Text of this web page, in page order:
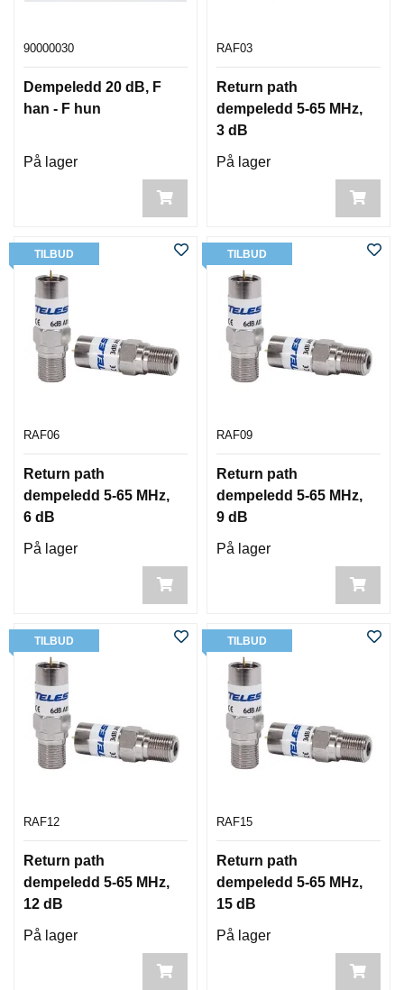
90000030
Dempeledd 20 dB, F
han - F hun
På lager
RAF03
Return path
dempeledd 5-65 MHz,
3 dB
På lager
TILBUD
RAF06
Return path
dempeledd 5-65 MHz,
6 dB
På lager
TILBUD
RAF09
Return path
dempeledd 5-65 MHz,
9 dB
På lager
TILBUD
RAF12
Return path
dempeledd 5-65 MHz,
12 dB
På lager
TILBUD
RAF15
Return path
dempeledd 5-65 MHz,
15 dB
På lager